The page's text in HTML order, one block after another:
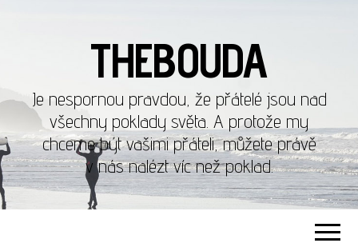
THEBOUDA
Je nespornou pravdou, že přátelé jsou nad
všechny poklady světa. A protože my
chceme být vašimi přáteli, můžete právě
v nás nalézt víc než poklad.